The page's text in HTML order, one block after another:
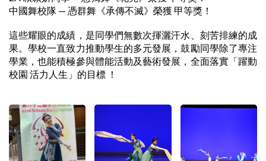
中國舞校隊 — 憑群舞《承傳不滅》榮獲 甲等獎！
這些耀眼的成績，是同學們無數次揮灑汗水、刻苦排練的成
果。學校一直致力推動學生的多元發展，鼓勵同學除了專注
學業，也能積極參與體能活動及藝術發展，全面落實「躍動
校園 活力人生」的目標 ！